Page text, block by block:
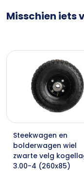
Misschien iets
Steekwagen en
bolderwagen wiel
zwarte velg
3.00-4 (260x85)